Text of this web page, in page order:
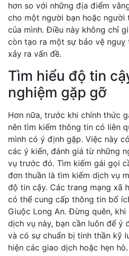
hơn so với những địa điểm
cho một người bạn hoặc người
của mình. Điều này không chỉ
còn tạo ra một sự bảo vệ
xảy ra vấn đề.
Tìm hiểu độ tin
nghiệm gặp gỡ
Hơn nữa, trước khi chính thức
nên tìm kiếm thông tin có liên
mình có ý định gặp. Việc này
các ý kiến, đánh giá từ những
vụ trước đó. Tìm kiếm gái gọi
đơn thuần là tìm kiếm dịch vụ
độ tin cậy. Các trang mạng xã
có thể cung cấp thông tin bổ
Giuộc Long An. Đừng quên,
dịch vụ này, bạn cần luôn để ý
và có sự chuẩn bị tinh thần kỹ
hiện các giao dịch hoặc hẹn hò.